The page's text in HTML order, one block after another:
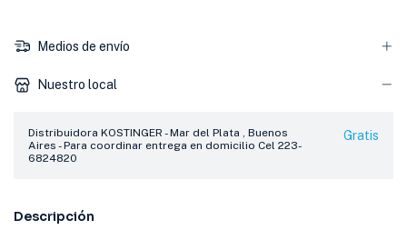
Medios de envío
Nuestro local
Distribuidora KOSTINGER - Mar del Plata , Buenos
Aires - Para coordinar entrega en domicilio Cel 223-
6824820
Gratis
Descripción